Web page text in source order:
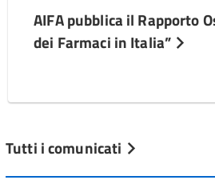
AIFA pubblica il Rapporto
dei Farmaci in Italia”
Tutti i comunicati